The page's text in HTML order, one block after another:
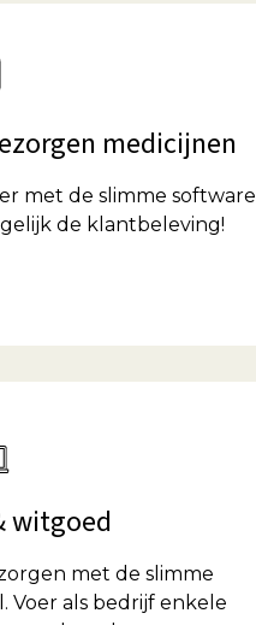
medicijnen
met de slimme software
de klantbeleving!
witgoed
met de slimme
Voer als bedrijf enkele